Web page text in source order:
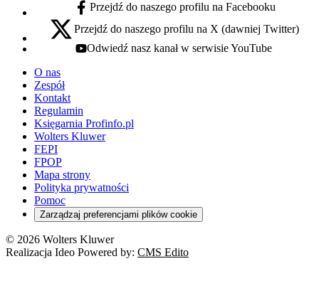
facebook - otwiera się w nowej karcie
Przejdź do naszego profilu na Facebooku
x - otwiera się w nowej karcie
Przejdź do naszego profilu na X (dawniej Twitter)
youtube - otwiera się w nowej karcie
Odwiedź nasz kanał w serwisie YouTube
O nas
Zespół
Kontakt
Regulamin
Księgarnia Profinfo.pl
Wolters Kluwer
FEPI
FPOP
Mapa strony
Polityka prywatności
Pomoc
Zarządzaj preferencjami plików cookie
© 2026 Wolters Kluwer
Realizacja Ideo Powered by: CMS Edito